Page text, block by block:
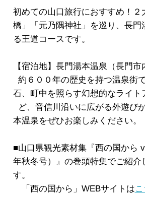
初めての山口旅行におすすめ！２
橋」「元乃隅神社」を巡り、長門
る王道コースです。
【宿泊地】長門湯本温泉（長門市
約６００年の歴史を持つ温泉街
石、町中を照らす幻想的なライト
ど、音信川沿いに広がる外遊び
本温泉をぜひお楽しみください。
■山口県観光素材集『西の国から
年秋冬号）』の巻頭特集でご紹介
す。
「西の国から」WEBサイトは